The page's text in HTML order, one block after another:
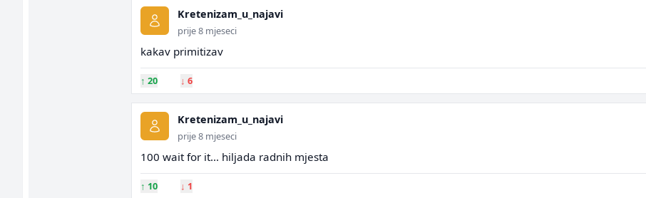
Kretenizam_u_najavi
prije 8 mjeseci
kakav primitizav
↑ 20 ↓ 6
Kretenizam_u_najavi
prije 8 mjeseci
100 wait for it... hiljada radnih mjesta
↑ 10 ↓ 1